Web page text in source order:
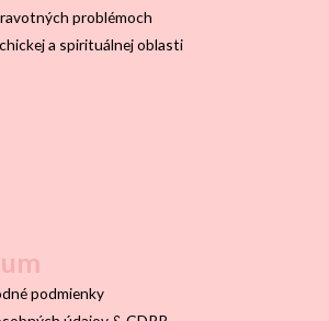
problémoch
a spirituálnej oblasti
podmienky